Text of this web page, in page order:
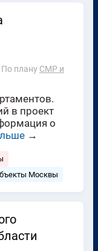
По плану СМР и
в проект
о
→
Москвы